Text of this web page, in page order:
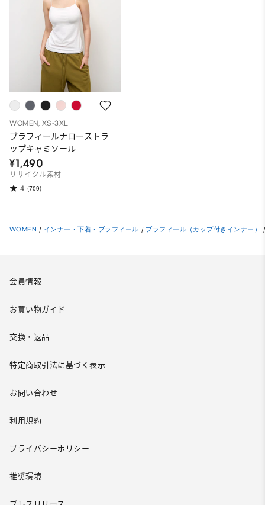
WOMEN, XS-3XL
ブラフィールナローストラ
ップキャミソール
¥1,490
リサイクル素材
4 (709)
WOMEN / インナー・下着・ブラフィール / ブラフィール（カップ付きインナー） /
会員情報
お買い物ガイド
交換・返品
特定商取引法に基づく表示
お問い合わせ
利用規約
プライバシーポリシー
推奨環境